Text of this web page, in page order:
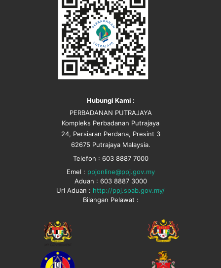
Hubungi Kami :
PERBADANAN PUTRAJAYA
Kompleks Perbadanan Putrajaya
24, Persiaran Perdana, Presint 3
62675 Putrajaya Malaysia.
Telefon : 603 8887 7000
Emel : ppjonline@ppj.gov.my
Aduan : 603 8887 3000
Url Aduan : http://ppj.spab.gov.my/
Bilangan Pelawat :